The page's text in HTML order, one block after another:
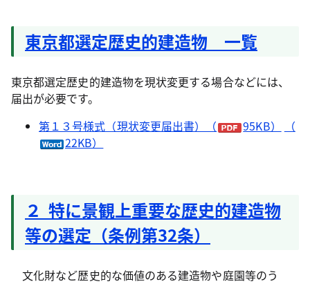
東京都選定歴史的建造物 一覧
東京都選定歴史的建造物を現状変更する場合などには、
届出が必要です。
第１３号様式（現状変更届出書）（
95KB）
（
22KB）
２ 特に景観上重要な歴史的建造物
等の選定（条例第32条）
文化財など歴史的な価値のある建造物や庭園等のう